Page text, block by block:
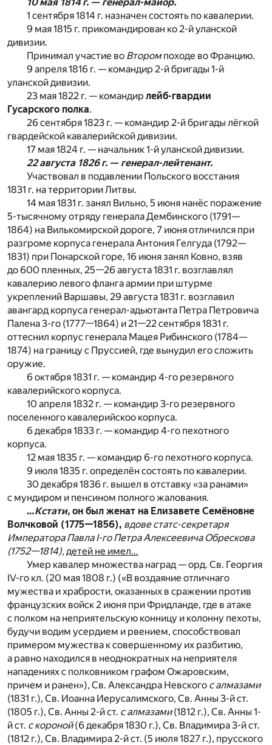
1 сентября 1814 г. назначен состоять по кавалерии.
9 мая 1815 г. прикомандирован ко 2-й уланской
дивизии.
Принимал участие во Второмпоходе во Францию.
9 апреля 1816 г. — командир 2-й бригады 1-й
уланской дивизии.
23 мая 1822 г. — командир лейб-гвардии
Гусарского полка.
26 сентября 1823 г. — командир 2-й бригады лёгкой
гвардейской кавалерийской дивизии.
17 мая 1824 г. — начальник 1-й уланской дивизии.
22 августа 1826 г. — генерал-лейтенант.
Участвовал в подавлении Польского восстания
1831 г. на территории Литвы.
14 мая 1831 г. занял Вильно, 5 июня нанёс поражение
5-тысячному отряду генерала Дембинского (1791—
1864) на Вилькомирской дороге, 7 июня отличился при
разгроме корпуса генерала Антония Гелгуда (1792—
1831) при Понарской горе, 16 июня занял Ковно, взяв
до 600 пленных, 25—26 августа 1831 г. возглавлял
кавалерию левого фланга армии при штурме
укреплений Варшавы, 29 августа 1831 г. возглавил
авангард корпуса генерал-адьютанта Петра Петровича
Палена 3-го (1777—1864) и 21—22 сентября 1831 г.
оттеснил корпус генерала Мацея Рибинского (1784—
1874) на границу с Пруссией, где вынудил его сложить
оружие.
6 октября 1831 г. — командир 4-го резервного
кавалерийского корпуса.
10 апреля 1832 г. — командир 3-го резервного
поселенного кавалерийскоо корпуса.
6 декабря 1833 г. — командир 4-го пехотного
корпуса.
12 мая 1835 г. — командир 6-го пехотного корпуса.
9 июля 1835 г. определён состоять по кавалерии.
30 декабря 1836 г. вышел в отставку «за ранами»
с мундиром и пенсином полного жалования.
…Кстати, он был женат на Елизавете Семёновне
Волчковой (1775—1856), вдове статс-секретаря
Императора Павла I-го Петра Алексеевича Обрескова
(1752—1814), детей не имел…
Умер кавалер множества наград — орд. Св. Георгия
IV-го кл. (20 мая 1808 г.) («В воздаяние отличнаго
мужества и храбрости, оказанных в сражении против
французских войск 2 июня при Фридланде, где в атаке
с полком на неприятельскую конницу и колонну пехоты,
будучи водим усердием и рвением, способствовал
примером мужества к совершенному их разбитию,
а равно находился в неоднократных на неприятеля
нападениях с полковником графом Ожаровским,
причем и ранен»), Св. Александра Невского с алмазами
(1831 г.), Св. Иоанна Иерусалимского, Св. Анны 3-й ст.
(1805 г.), Св. Анны 2-й ст. с алмазами(1812 г.), Св. Анны 1-
й ст. с короной(6 декабря 1830 г.), Св. Владимира 3-й ст.
(1812 г.), Св. Владимира 2-й ст. (5 июля 1827 г.), прусского